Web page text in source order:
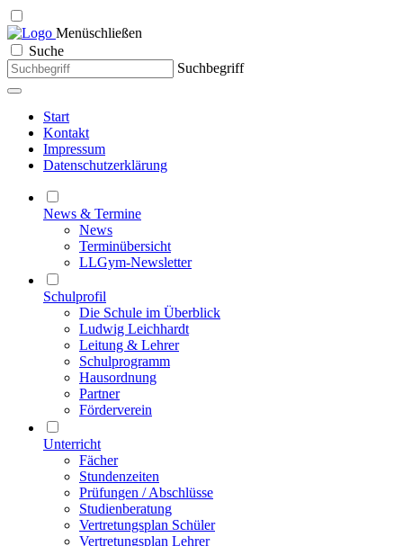
Menüschließen
Suche
Suchbegriff
Start
Kontakt
Impressum
Datenschutzerklärung
News & Termine
News
Terminübersicht
LLGym-Newsletter
Schulprofil
Die Schule im Überblick
Ludwig Leichhardt
Leitung & Lehrer
Schulprogramm
Hausordnung
Partner
Förderverein
Unterricht
Fächer
Stundenzeiten
Prüfungen / Abschlüsse
Studienberatung
Vertretungsplan Schüler
Vertretungsplan Lehrer